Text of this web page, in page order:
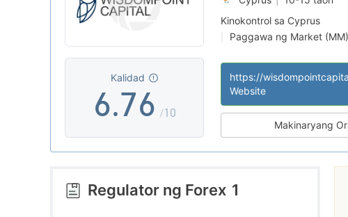
Kalidad
4
5
6
7
8
.
5
6
7
8
9
4
5
6
7
8
/10
Kinokontrol sa Cyprus
Paggawa ng Market (MM)
Website
Makinaryang
Regulator ng Forex 1